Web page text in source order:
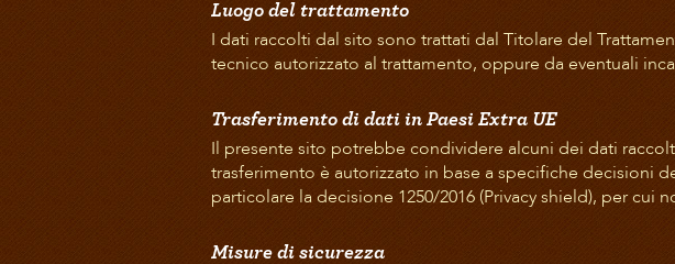
Luogo del trattamento
I dati raccolti dal sito sono trattati dal Titolare del
tecnico autorizzato al trattamento, oppure da eventuali
Trasferimento di dati in Paesi Extra UE
Il presente sito potrebbe condividere alcuni dei dati
trasferimento è autorizzato in base a specifiche decisioni
particolare la decisione 1250/2016 (Privacy shield), per cui
Misure di sicurezza